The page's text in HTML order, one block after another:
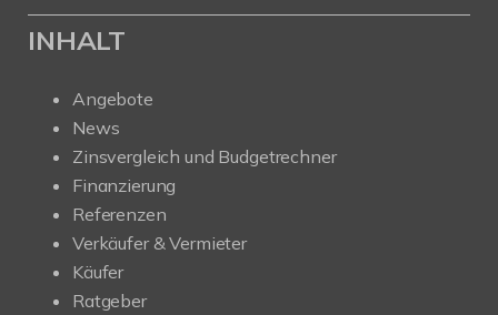
INHALT
Angebote
News
Zinsvergleich und Budgetrechner
Finanzierung
Referenzen
Verkäufer & Vermieter
Käufer
Ratgeber